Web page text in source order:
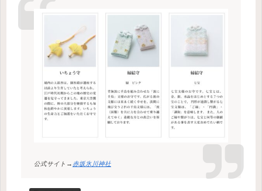
公式サイト→赤坂氷川神社